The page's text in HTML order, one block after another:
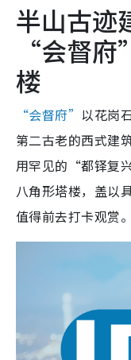
半山古迹
“会督
楼
“会督府” 以花岗
第二古老的西式建
用罕见的“都铎复
八角形塔楼，盖以
值得前去打卡观赏。